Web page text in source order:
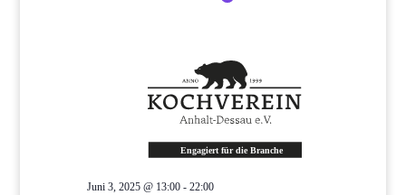
Juni 3, 2025 @ 13:00- 22:00